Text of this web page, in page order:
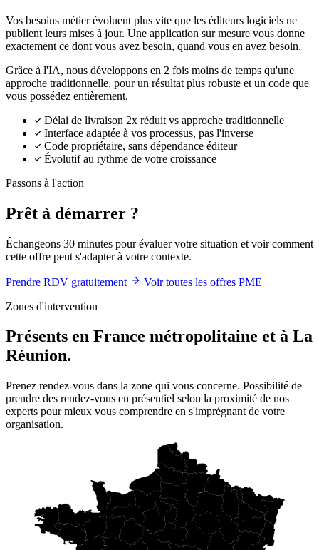
Vos besoins métier évoluent plus vite que les éditeurs logiciels ne
publient leurs mises à jour. Une application sur mesure vous donne
exactement ce dont vous avez besoin, quand vous en avez besoin.
Grâce à l'IA, nous développons en 2 fois moins de temps qu'une
approche traditionnelle, pour un résultat plus robuste et un code que
vous possédez entièrement.
Délai de livraison 2x réduit vs approche traditionnelle
Interface adaptée à vos processus, pas l'inverse
Code propriétaire, sans dépendance éditeur
Évolutif au rythme de votre croissance
Passons à l'action
Prêt à démarrer ?
Échangeons 30 minutes pour évaluer votre situation et voir comment
cette offre peut s'adapter à votre contexte.
Prendre RDV gratuitement
Voir toutes les offres PME
Zones d'intervention
Présents en France métropolitaine et à La
Réunion.
Prenez rendez-vous dans la zone qui vous concerne. Possibilité de
prendre des rendez-vous en présentiel selon la proximité de nos
experts pour mieux vous comprendre en s'imprégnant de votre
organisation.